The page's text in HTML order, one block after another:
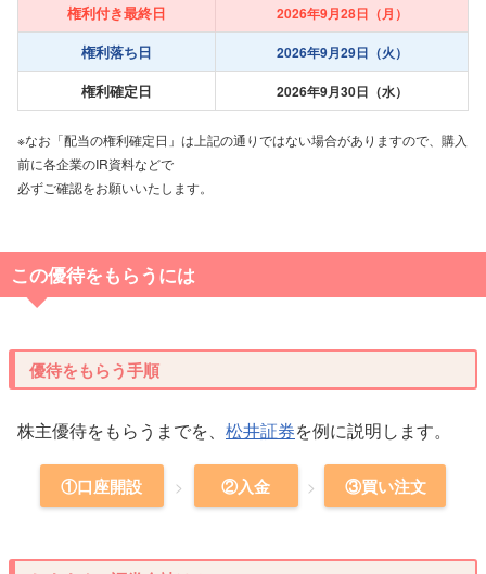
権利付き最終日 2026年9月28日（月）
権利落ち日 2026年9月29日（火）
権利確定日 2026年9月30日（水）
※なお「配当の権利確定日」は上記の通りではない場合がありますので、購入
前に各企業のIR資料などで
必ずご確認をお願いいたします。
この優待をもらうには
優待をもらう手順
株主優待をもらうまでを、 松井証券を例に説明します。
①口座開設 ②入金 ③買い注文